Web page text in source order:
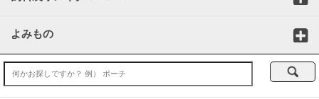
よみもの